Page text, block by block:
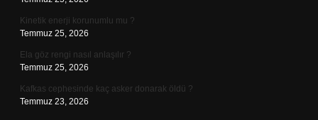
Kinetik enerji korunumlu mu ?
Temmuz 25, 2026
Ela göz rengi nasıl anlaşılır ?
Temmuz 25, 2026
Kafkas cephesinde kaç asker donarak öldü ?
Temmuz 23, 2026